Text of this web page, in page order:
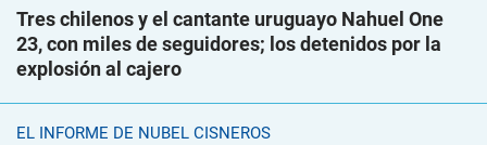
Tres chilenos y el cantante uruguayo Nahuel One
23, con miles de seguidores; los detenidos por la
explosión al cajero
EL INFORME DE NUBEL CISNEROS